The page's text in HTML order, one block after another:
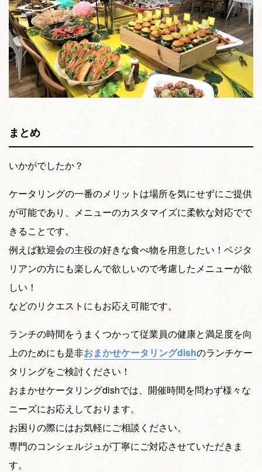
まとめ
いかがでしたか？
ケータリングの一番のメリットは場所を気にせずにご提供
が可能であり、メニューのカスタマイズに柔軟な対応でで
きることです。
例えば歓迎会の主役の好きな食べ物を用意したい！ベジタ
リアンの方にも楽しんで欲しいので考慮したメニューが欲
しい！
などのリクエストにもお応え可能です。
ランチの時間をうまくつかって従業員の健康と満足度を向
上のためにも是非おまかせケータリングdishのランチケー
タリングをご検討ください！
おまかせケータリングdishでは、開催時間を問わず様々な
ニーズにお応えしております。
お困りの際にはお気軽にご相談ください。
専門のコンシェルジュが丁寧にご対応させていただきま
す。